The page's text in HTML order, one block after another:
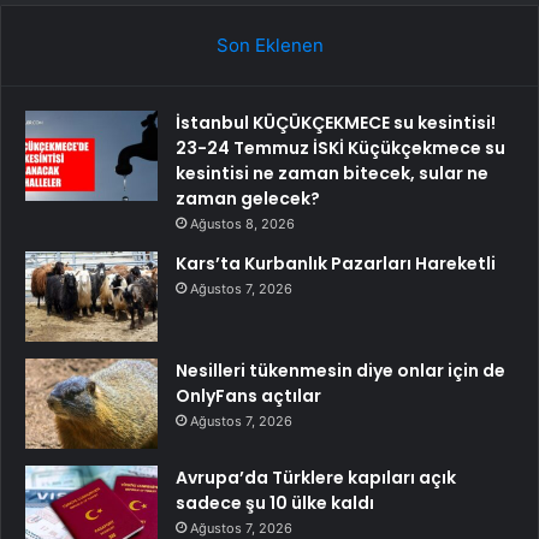
Son Eklenen
İstanbul KÜÇÜKÇEKMECE su kesintisi!
23-24 Temmuz İSKİ Küçükçekmece su
kesintisi ne zaman bitecek, sular ne
zaman gelecek?
Ağustos 8, 2026
Kars’ta Kurbanlık Pazarları Hareketli
Ağustos 7, 2026
Nesilleri tükenmesin diye onlar için de
OnlyFans açtılar
Ağustos 7, 2026
Avrupa’da Türklere kapıları açık
sadece şu 10 ülke kaldı
Ağustos 7, 2026